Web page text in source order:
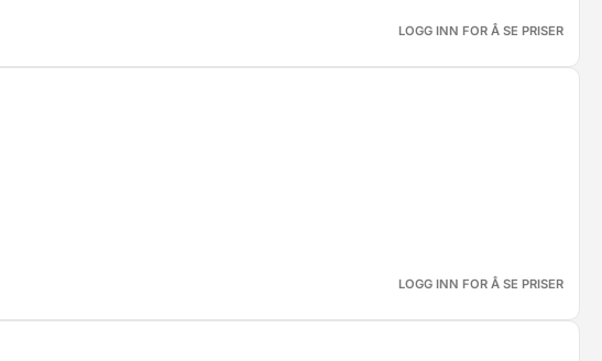
LOGG INN FOR Å SE PRISER
LOGG INN FOR Å SE PRISER